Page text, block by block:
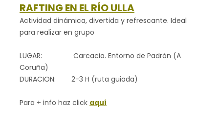
RAFTING EN EL RÍO ULLA
Actividad dinámica, divertida y refrescante. Ideal
para realizar en grupo
LUGAR: Carcacia. Entorno de Padrón (A
Coruña)
DURACION: 2-3 H (ruta guiada)
Para + info haz click aquí